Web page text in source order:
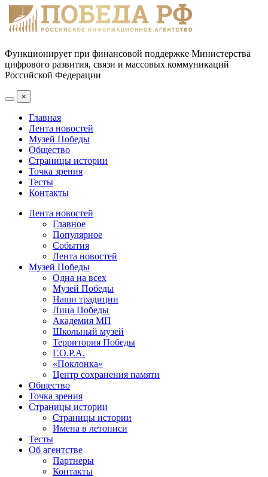
Функционирует при финансовой поддержке Министерства
цифрового развития, связи и массовых коммуникаций
Российской Федерации
×
Главная
Лента новостей
Музей Победы
Общество
Страницы истории
Точка зрения
Тесты
Контакты
Лента новостей
Главное
Популярное
События
Лента новостей
Музей Победы
Одна на всех
Музей Победы
Наши традиции
Лица Победы
Академия МП
Школьный музей
Территория Победы
Г.О.Р.А.
«Поклонка»
Центр сохранения памяти
Общество
Точка зрения
Страницы истории
Страницы истории
Имена в летописи
Тесты
Об агентстве
Партнеры
Контакты